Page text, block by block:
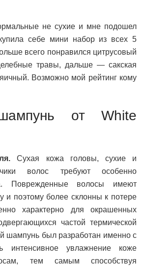
не сухие и мне подошел
себе мини набор из всех 5
всего понравился цитрусовый
травы, дальше — сакская
Возможно мой рейтинг кому
от White
Сухая кожа головы, сухие и
волос требуют особенно
Поврежденные волосы имеют
и поэтому более склонны к потере
характерно для окрашенных
частой термической
шампунь был разработан именно с
интенсивное увлажнение коже
тем самым способствуя